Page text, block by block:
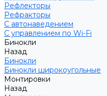
Рефлекторы
Рефракторы
С автонаведением
С управлением по Wi-Fi
Бинокли
Назад
Бинокли
Бинокли широкоугольные
Монтировки
Назад